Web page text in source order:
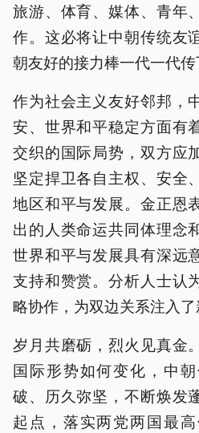
旅游、体育、媒体、青年
作。这必将让中朝传统友
朝友好的接力棒一代一代传
作为社会主义友好邻邦，
安、世界和平稳定方面有
交织的国际局势，双方应
坚定捍卫各自主权、安全
地区和平与发展。金正恩
出的人类命运共同体理念
世界和平与发展具有深远
支持和赞赏。分析人士认
略协作，为双边关系注入了
岁月共磨砺，烈火见真金
国际形势如何变化，中
破、历久弥坚，不断焕发
起点，落实两党两国最